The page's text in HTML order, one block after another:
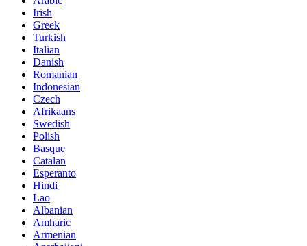
Irish
Greek
Turkish
Italian
Danish
Romanian
Indonesian
Czech
Afrikaans
Swedish
Polish
Basque
Catalan
Esperanto
Hindi
Lao
Albanian
Amharic
Armenian